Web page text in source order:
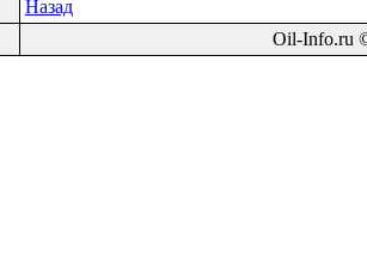
Назад
Oil-Info.ru